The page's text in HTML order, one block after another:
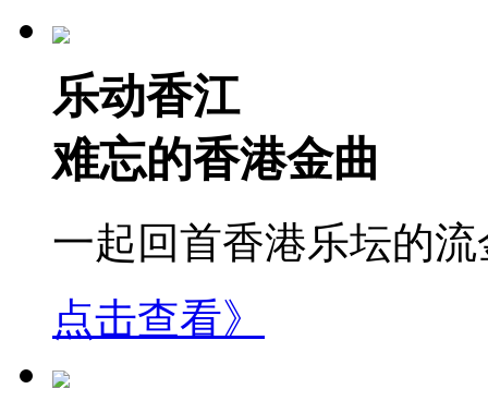
乐动香江
难忘的香港金曲
一起回首香港乐坛的流
点击查看》